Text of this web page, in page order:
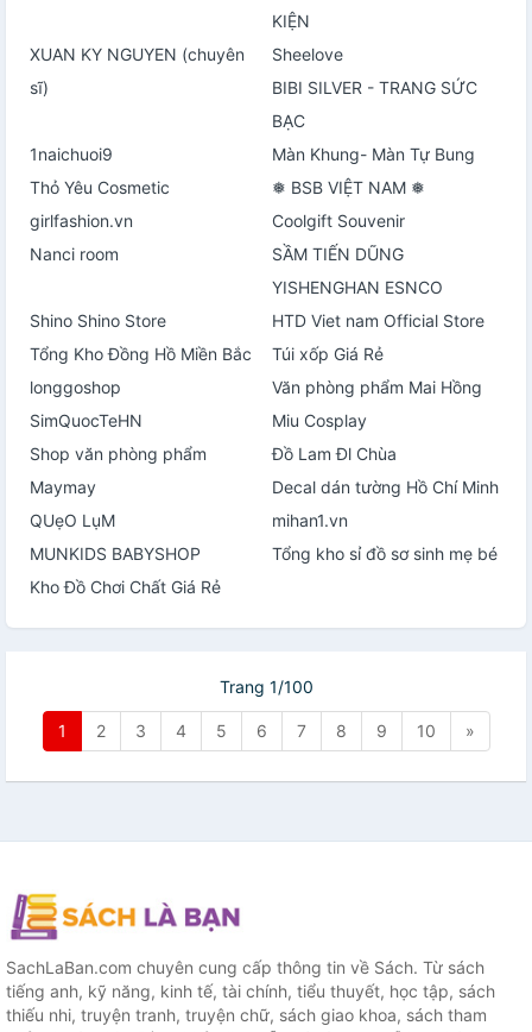
KIỆN
XUAN KY NGUYEN (chuyên
sĩ)
Sheelove
BIBI SILVER - TRANG SỨC
BẠC
1naichuoi9
Màn Khung- Màn Tự Bung
Thỏ Yêu Cosmetic
❅ BSB VIỆT NAM ❅
girlfashion.vn
Coolgift Souvenir
Nanci room
SẦM TIẾN DŨNG
YISHENGHAN ESNCO
Shino Shino Store
HTD Viet nam Official Store
Tổng Kho Đồng Hồ Miền Bắc
Túi xốp Giá Rẻ
longgoshop
Văn phòng phẩm Mai Hồng
SimQuocTeHN
Miu Cosplay
Shop văn phòng phẩm
Maymay
Đồ Lam Đl Chùa
Decal dán tường Hồ Chí Minh
QUẹO LụM
mihan1.vn
MUNKIDS BABYSHOP
Tổng kho sỉ đồ sơ sinh mẹ bé
Kho Đồ Chơi Chất Giá Rẻ
Trang 1/100
1 2 3 4 5 6 7 8 9 10 »
SachLaBan.com chuyên cung cấp thông tin về Sách. Từ sách
tiếng anh, kỹ năng, kinh tế, tài chính, tiểu thuyết, học tập, sách
thiếu nhi, truyện tranh, truyện chữ, sách giao khoa, sách tham